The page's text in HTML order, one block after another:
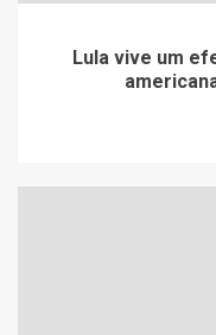
'Lula vive um